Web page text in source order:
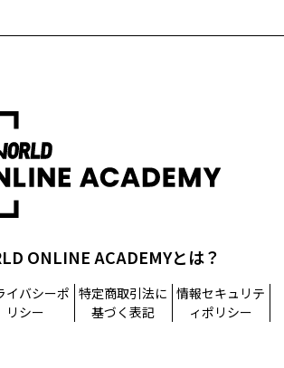
ONLINE ACADEMYとは？
イバシーポ
リシー
特定商取引法に
基づく表記
情報セキュリテ
ィポリシー